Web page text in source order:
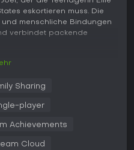
eskortieren muss. Die
menschliche Bindungen
verbindet packende
zugewachsenen
Stealth, um Feinde zu
Geräusche reagieren. Im
Ressourcen hauszuhalten:
Sharing
player
Achievements
Cloud